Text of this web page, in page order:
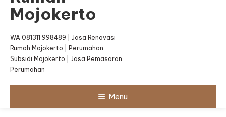
Mojokerto
WA 081311 998489 | Jasa Renovasi
Rumah Mojokerto | Perumahan
Subsidi Mojokerto | Jasa Pemasaran
Perumahan
Menu